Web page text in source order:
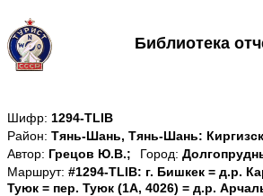
Библиотека
Шифр: 1294-TLIB
Район: Тянь-Шань, Тянь-Шань:
Автор: Грецов Ю.В.; Город:
Маршрут: #1294-TLIB: г. Бишкек = д.р.
Туюк = пер. Туюк (1А, 4026) = д.р.